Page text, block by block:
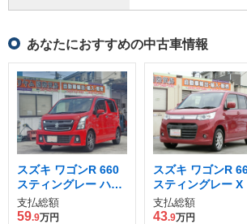
あなたにおすすめの中古車情報
スズキ ワゴンR 660
スティングレー ハイ
ブリッド T
支払総額
59.9万円
スズキ ワゴンR
スティングレー X
支払総額
43.9万円